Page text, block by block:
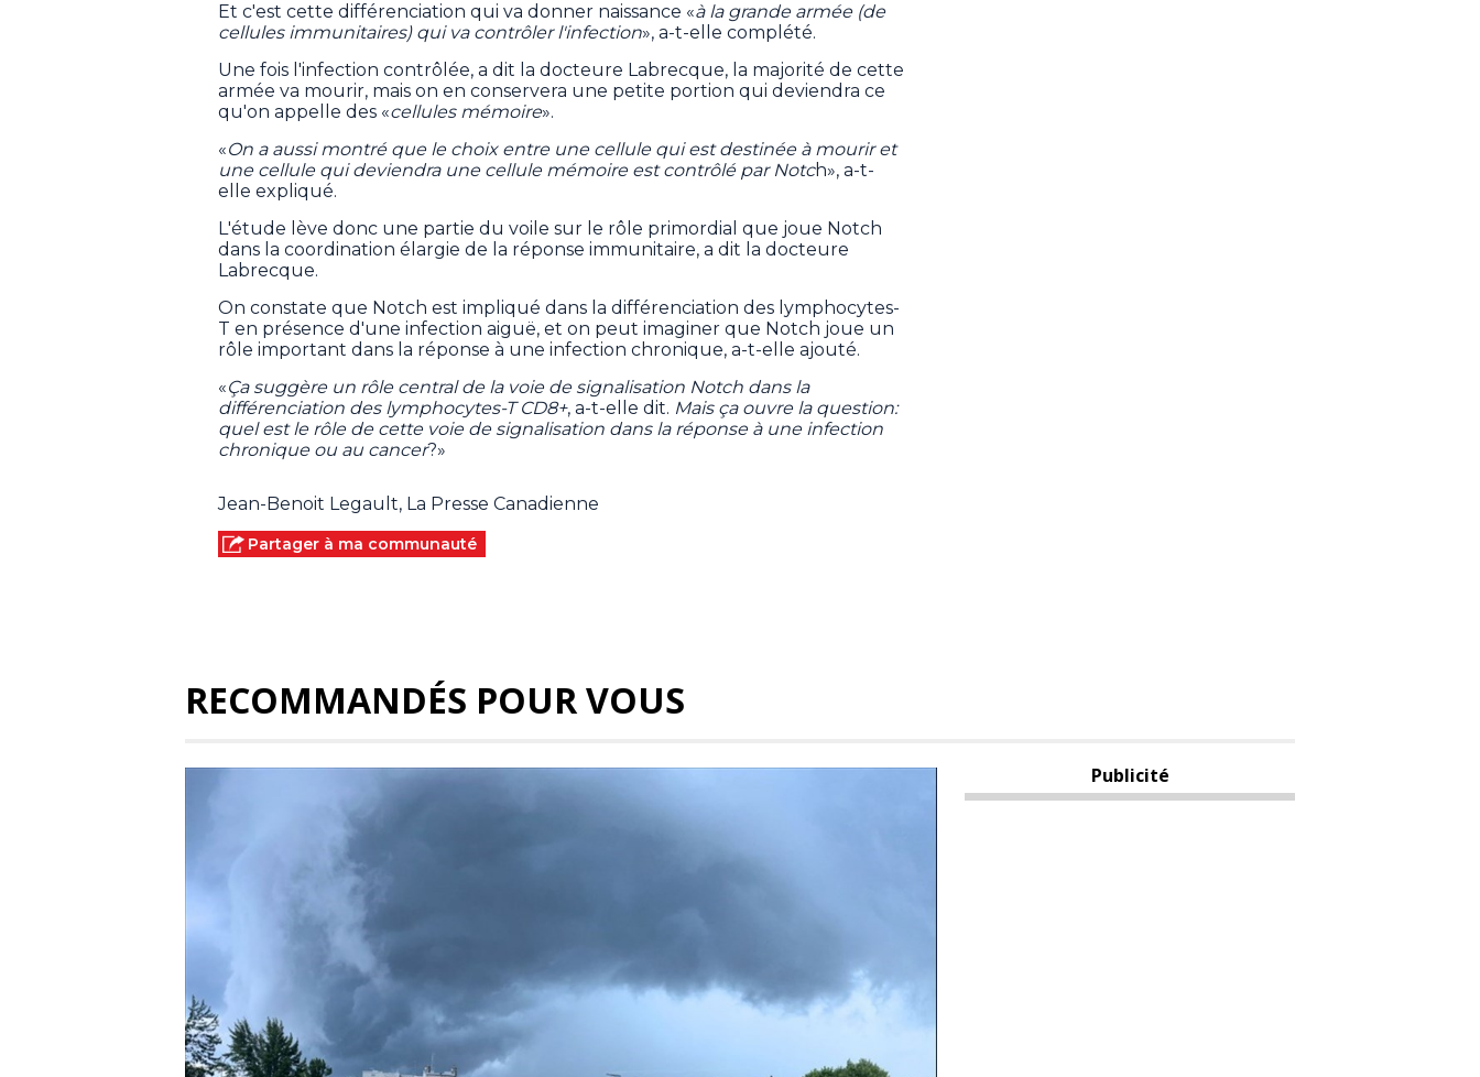
Et c'est cette différenciation qui va donner naissance «à la grande armée (de
cellules immunitaires) qui va contrôler l'infection», a-t-elle complété.
Une fois l'infection contrôlée, a dit la docteure Labrecque, la majorité de cette
armée va mourir, mais on en conservera une petite portion qui deviendra ce
qu'on appelle des «cellules mémoire».
«On a aussi montré que le choix entre une cellule qui est destinée à mourir et
une cellule qui deviendra une cellule mémoire est contrôlé par Notch», a-t-
elle expliqué.
L'étude lève donc une partie du voile sur le rôle primordial que joue Notch
dans la coordination élargie de la réponse immunitaire, a dit la docteure
Labrecque.
On constate que Notch est impliqué dans la différenciation des lymphocytes-
T en présence d'une infection aiguë, et on peut imaginer que Notch joue un
rôle important dans la réponse à une infection chronique, a-t-elle ajouté.
«Ça suggère un rôle central de la voie de signalisation Notch dans la
différenciation des lymphocytes-T CD8+, a-t-elle dit. Mais ça ouvre la question:
quel est le rôle de cette voie de signalisation dans la réponse à une infection
chronique ou au cancer?»
Jean-Benoit Legault, La Presse Canadienne
Partager à ma communauté
RECOMMANDÉS POUR VOUS
Publicité